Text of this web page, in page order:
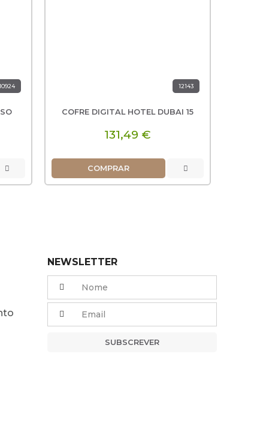
12143
COFRE DIGITAL HOTEL DUBAI 15
131,49 €
COMPRAR
NEWSLETTER
SUBSCREVER